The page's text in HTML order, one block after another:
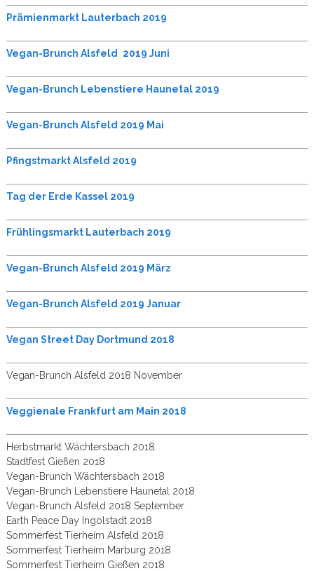
Prämienmarkt Lauterbach 2019
Vegan-Brunch Alsfeld 2019 Juni
Vegan-Brunch Lebenstiere Haunetal 2019
Vegan-Brunch Alsfeld 2019 Mai
Pfingstmarkt Alsfeld 2019
Tag der Erde Kassel 2019
Frühlingsmarkt Lauterbach 2019
Vegan-Brunch Alsfeld 2019 März
Vegan-Brunch Alsfeld 2019 Januar
Vegan Street Day Dortmund 2018
Vegan-Brunch Alsfeld 2018 November
Veggienale Frankfurt am Main 2018
Herbstmarkt Wächtersbach 2018
Stadtfest Gießen 2018
Vegan-Brunch Wächtersbach 2018
Vegan-Brunch Lebenstiere Haunetal 2018
Vegan-Brunch Alsfeld 2018 September
Earth Peace Day Ingolstadt 2018
Sommerfest Tierheim Alsfeld 2018
Sommerfest Tierheim Marburg 2018
Sommerfest Tierheim Gießen 2018